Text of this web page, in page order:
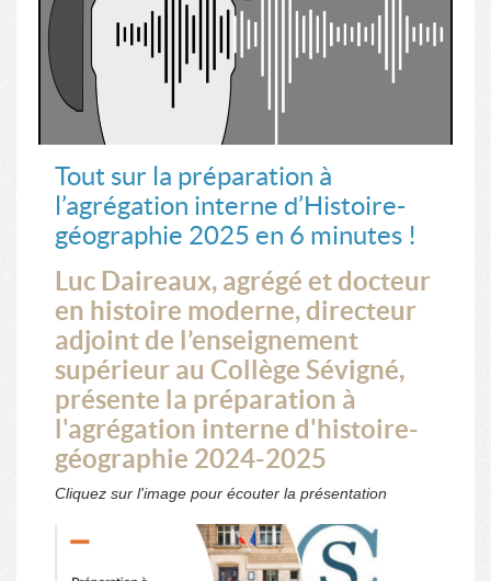
Tout sur la préparation à
l’agrégation interne d’Histoire-
géographie 2025 en 6 minutes !
Luc Daireaux, agrégé et docteur
en histoire moderne, directeur
adjoint de l’enseignement
supérieur au Collège Sévigné,
présente la préparation à
l'agrégation interne d'histoire-
géographie 2024-2025
Cliquez sur l'image pour écouter la présentation